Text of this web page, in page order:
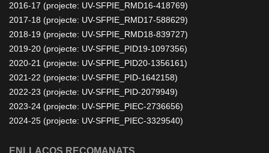
2016-17 (projecte: UV-SFPIE_RMD16-418769)
2017-18 (projecte: UV-SFPIE_RMD17-588629)
2018-19 (projecte: UV-SFPIE_RMD18-839727)
2019-20 (projecte: UV-SFPIE_PID19-1097356)
2020-21 (projecte: UV-SFPIE_PID20-1356161)
2021-22 (projecte: UV-SFPIE_PID-1642158)
2022-23 (projecte: UV-SFPIE_PID-2079949)
2023-24 (projecte: UV-SFPIE_PIEC-2736656)
2024-25 (projecte: UV-SFPIE_PIEC-3329540)
ENLLAÇOS RECOMANATS